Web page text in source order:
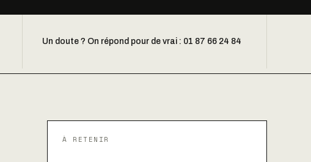
Un doute ? On répond pour de vrai : 01 87 66 24 84
À RETENIR